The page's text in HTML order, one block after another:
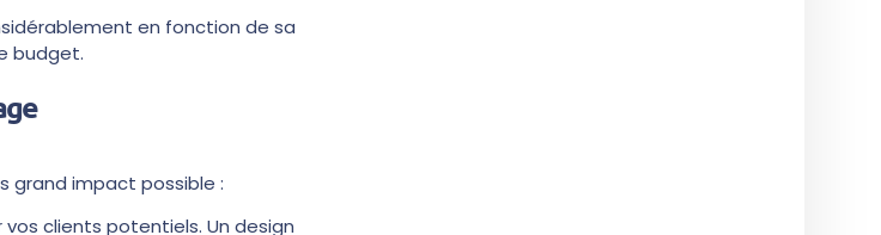
en fonction de sa
budget.
grand impact possible :
clients potentiels. Un design